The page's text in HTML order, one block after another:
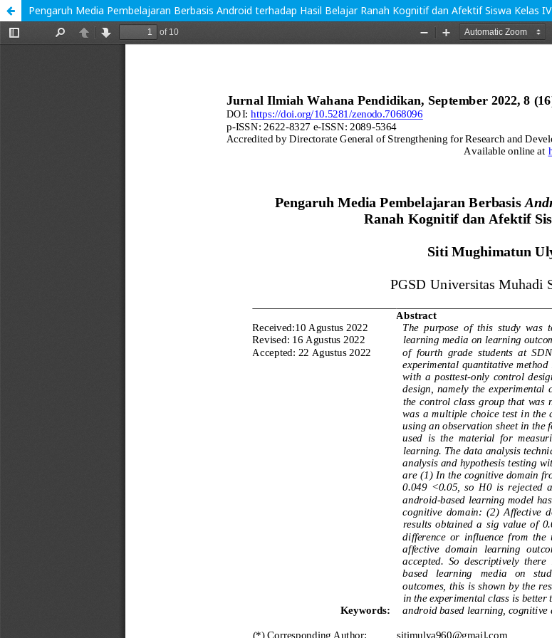
Pengaruh Media Pembelajaran Berbasis Android terhadap Hasil Belajar Ranah Kognitif dan Afektif Siswa Kelas IV